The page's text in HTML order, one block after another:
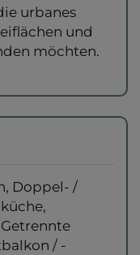
urbanes
und
möchten.
Doppel- /
Getrennte
/ -